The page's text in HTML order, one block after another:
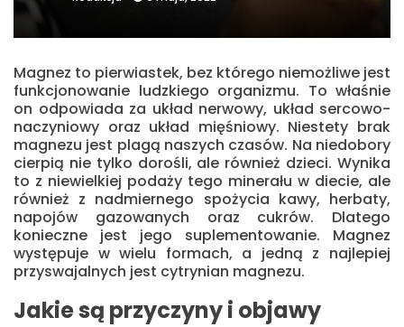
Magnez to pierwiastek, bez którego niemożliwe jest
funkcjonowanie ludzkiego organizmu. To właśnie
on odpowiada za układ nerwowy, układ sercowo-
naczyniowy oraz układ mięśniowy. Niestety brak
magnezu jest plagą naszych czasów. Na niedobory
cierpią nie tylko dorośli, ale również dzieci. Wynika
to z niewielkiej podaży tego minerału w diecie, ale
również z nadmiernego spożycia kawy, herbaty,
napojów gazowanych oraz cukrów. Dlatego
konieczne jest jego suplementowanie. Magnez
występuje w wielu formach, a jedną z najlepiej
przyswajalnych jest cytrynian magnezu.
Jakie są przyczyny i objawy